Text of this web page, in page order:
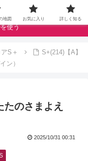
ースコアで評価します
使う
S＋
S+(214)【A】
ン）
のさまよえ
2025/10/31 00:31
地図 お気に入り 詳しく知る